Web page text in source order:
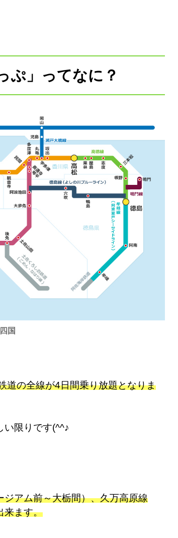
ぷ」ってなに？
国
道の全線が4日間乗り放題となりま
い限りです(^^♪
アム前～大栃間）、久万高原線
来ます。